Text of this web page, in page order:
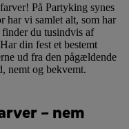
På Partyking synes
har vi samlet alt, som har
du tusindvis af
din fest et bestemt
ud fra den pågældende
nemt og bekvemt.
– nem